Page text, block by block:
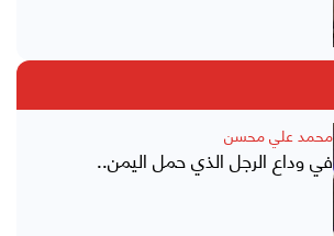
محمد علي محسن
في وداع الرجل الذي حمل اليمن..